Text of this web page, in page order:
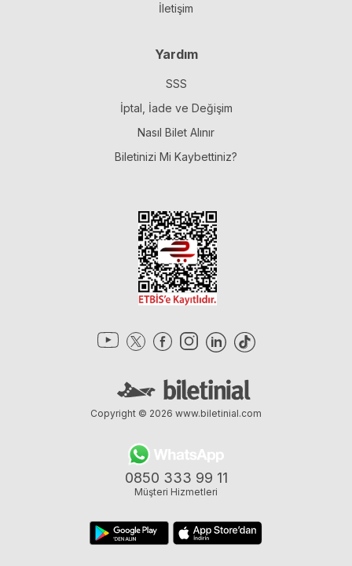
İletişim
Yardım
SSS
İptal, İade ve Değişim
Nasıl Bilet Alınır
Biletinizi Mi Kaybettiniz?
0850 333 99 11
Müşteri Hizmetleri
Copyright © 2026 www.biletinial.com